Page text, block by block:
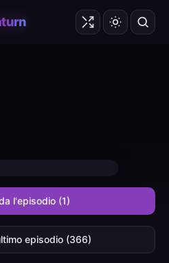
l'episodio (1)
episodio (366)